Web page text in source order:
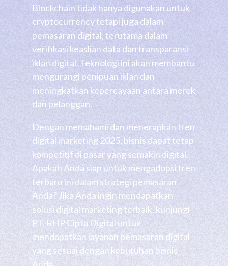
Blockchain tidak hanya digunakan untuk
cryptocurrency tetapi juga dalam
pemasaran digital, terutama dalam
verifikasi keaslian data dan transparansi
iklan digital. Teknologi ini akan membantu
mengurangi penipuan iklan dan
meningkatkan kepercayaan antara merek
dan pelanggan.
Dengan memahami dan menerapkan tren
digital marketing 2025, bisnis dapat tetap
kompetitif di pasar yang semakin digital.
Apakah Anda siap untuk mengadopsi tren
terbaru ini dalam strategi pemasaran
Anda? Jika Anda ingin mendapatkan
solusi digital marketing terbaik, kunjungi
PT. RHP Cipta Digital untuk
mendapatkan layanan pemasaran digital
yang sesuai dengan kebutuhan bisnis